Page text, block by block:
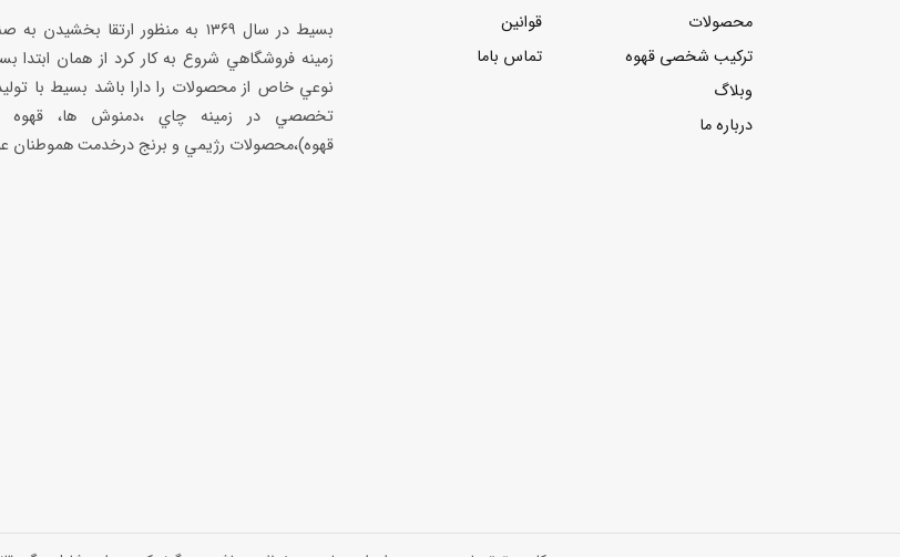
محصولات
ترکیب شخصی قهوه
وبلاگ
درباره ما
قوانین
تماس باما
بسيط در سال ۱۳۶۹ به منظور ارتقا
زمينه فروشگاهي شروع به كار كرد از همان
نوعي خاص از محصولات را دارا باشد بسيط با
تخصصي در زمينه چاي ،دمنوش ها، قهوه
قهوه)،محصولات رژيمي و برنج درخدمت هموطنان